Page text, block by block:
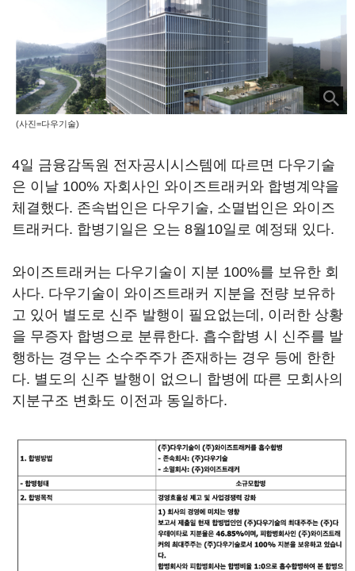
(사진=다우기술)
4일 금융감독원 전자공시시스템에 따르면 다우기술
은 이날 100% 자회사인 와이즈트래커와 합병계약을
체결했다. 존속법인은 다우기술, 소멸법인은 와이즈
트래커다. 합병기일은 오는 8월10일로 예정돼 있다.
와이즈트래커는 다우기술이 지분 100%를 보유한 회
사다. 다우기술이 와이즈트래커 지분을 전량 보유하
고 있어 별도로 신주 발행이 필요없는데, 이러한 상황
을 무증자 합병으로 분류한다. 흡수합병 시 신주를 발
행하는 경우는 소수주주가 존재하는 경우 등에 한한
다. 별도의 신주 발행이 없으니 합병에 따른 모회사의
지분구조 변화도 이전과 동일하다.